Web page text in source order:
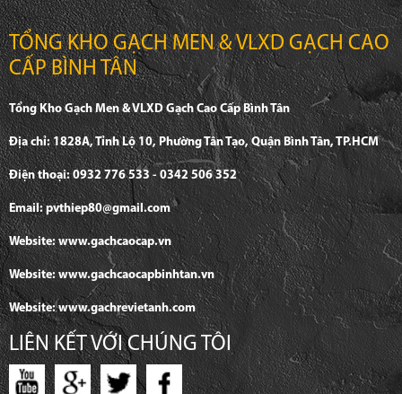
TỔNG KHO GẠCH MEN & VLXD GẠCH CAO
CẤP BÌNH TÂN
Tổng Kho Gạch Men & VLXD Gạch Cao Cấp Bình Tân
Địa chỉ: 1828A, Tỉnh Lộ 10, Phường Tân Tạo, Quận Bình Tân, TP.HCM
Điện thoại: 0932 776 533 - 0342 506 352
Email: pvthiep80@gmail.com
Website: www.gachcaocap.vn
Website: www.gachcaocapbinhtan.vn
Website: www.gachrevietanh.com
LIÊN KẾT VỚI CHÚNG TÔI